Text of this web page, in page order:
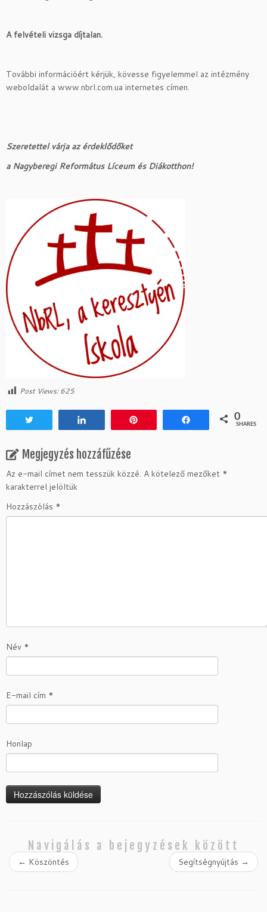
A felvételi vizsga díjtalan.
További információért kérjük, kövesse figyelemmel az intézmény
weboldalát a www.nbrl.com.ua internetes címen.
Szeretettel várja az érdeklődőket
a Nagyberegi Református Líceum és Diákotthon!
Post Views:625
0
SHARES
Megjegyzés hozzáfűzése
Az e-mail címet nem tesszük közzé. A kötelező mezőket *
karakterrel jelöltük
Hozzászólás *
Név *
E-mail cím *
Honlap
Navigálás a bejegyzések között
← Köszöntés Segítségnyújtás →